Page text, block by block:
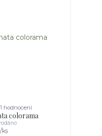
1 hodnocení
colorama
/ks